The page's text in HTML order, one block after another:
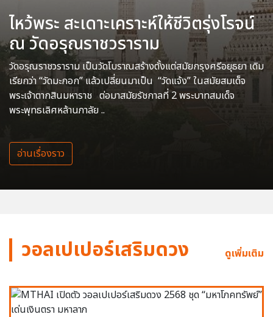
ไหว้พระ สะเดาะเคราะห์ให้ชีวิตรุ่งโรจน์
ณ วัดอรุณราชวราราม
วัดอรุณราชวราราม เป็นวัดโบราณสร้างตั้งแต่สมัยกรุงศรีอยุธยา เดิม
เรียกว่า “วัดมะกอก” แล้วเปลี่ยนมาเป็น “วัดแจ้ง” ในสมัยสมเด็จ
พระเจ้าตากสินมหาราช ต่อมาสมัยรัชกาลที่ 2 พระบาทสมเด็จ
พระพุทธเลิศหล้านภาลัย ..
อ่านเรื่องราว
วอลเปเปอร์เสริมดวง ดูเพิ่มเติม